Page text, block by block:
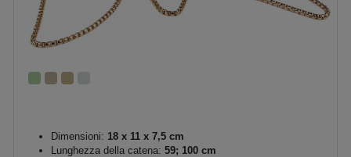
Dimensioni: 18 x 11 x 7,5 cm
Lunghezza della catena: 59; 100 cm